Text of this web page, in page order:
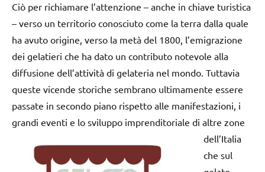
Ciò per richiamare l’attenzione – anche in chiave turistica
– verso un territorio conosciuto come la terra dalla quale
ha avuto origine, verso la metà del 1800, l’emigrazione
dei gelatieri che ha dato un contributo notevole alla
diffusione dell’attività di gelateria nel mondo. Tuttavia
queste vicende storiche sembrano ultimamente essere
passate in secondo piano rispetto alle manifestazioni, i
grandi eventi e lo sviluppo imprenditoriale di altre zone
dell’Italia
che sul